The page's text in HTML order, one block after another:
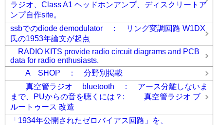
ラジオ、Class A1 ヘッドホンアンプ、ディスクリートア
ンプ自作site。
ssbでのdiode demodulator ： リング変調回路 W1DX
氏の1953年論文が起点
RADIO KITS provide radio circuit diagrams and PCB
data for radio enthusiasts.
A SHOP ： 分野別掲載
真空管ラジオ bluetooth ： アース分離しないま
まで、PUからの音を聴くには？: 真空管ラジオ ブ
ルートゥース 改造
「1934年公開されたゼロバイアス回路」を、